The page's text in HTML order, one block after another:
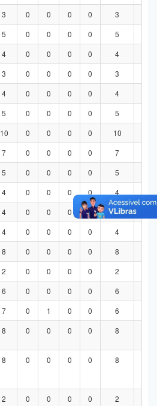
3 0 0 0 0 3
5 0 0 0 0 5
4 0 0 0 0 4
3 0 0 0 0 3
4 0 0 0 0 4
5 0 0 0 0 5
10 0 0 0 0 10
7 0 0 0 0 7
5 0 0 0 0 5
4 0 0 0 0 4
4 0 0 0 0 4
4 0 0 0 0 4
8 0 0 0 0 8
2 0 0 0 0 2
6 0 0 0 0 6
7 0 1 0 0 6
8 0 0 0 0 8
8 0 0 0 0 8
2 0 0 0 0 2